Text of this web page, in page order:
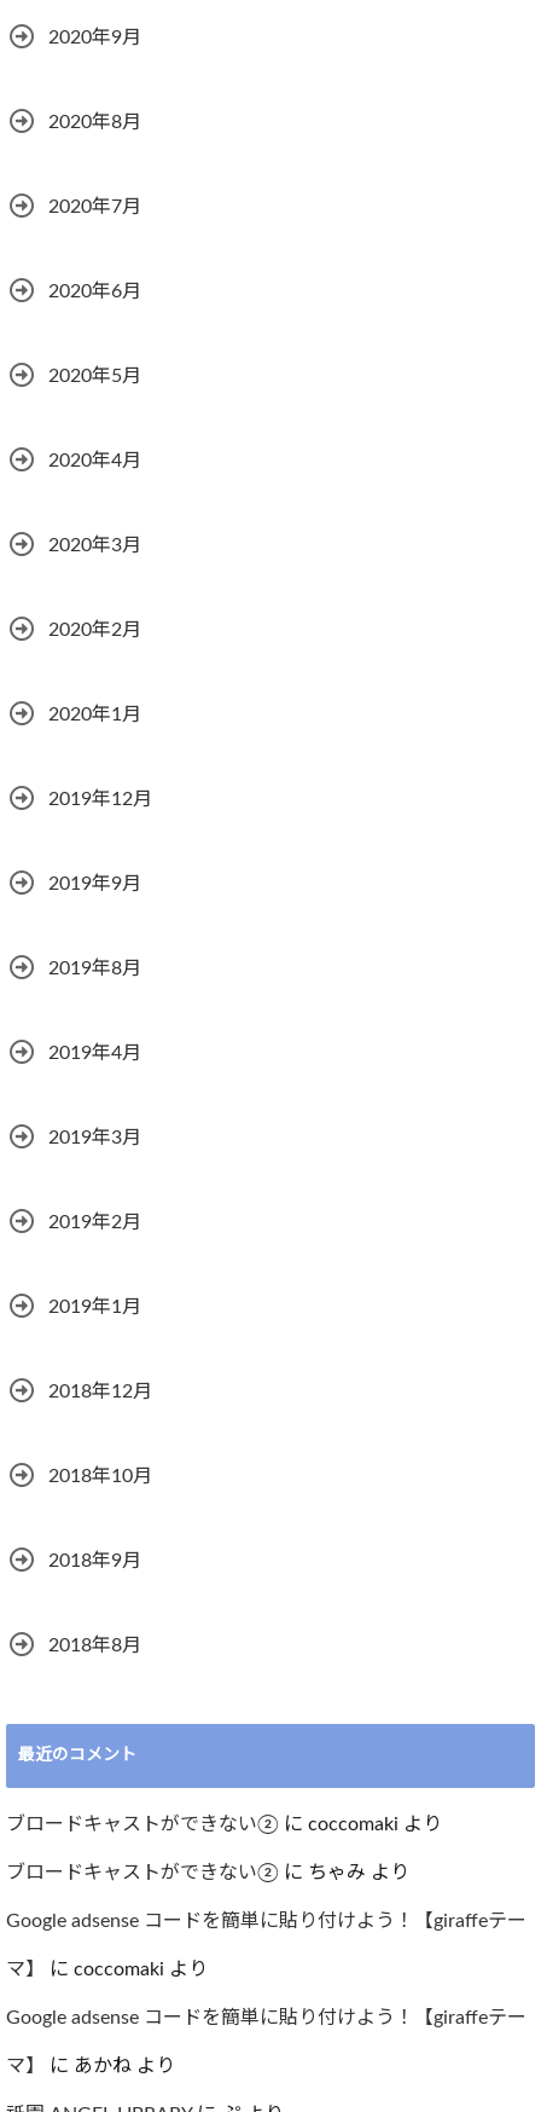
2020年9月
2020年8月
2020年7月
2020年6月
2020年5月
2020年4月
2020年3月
2020年2月
2020年1月
2019年12月
2019年9月
2019年8月
2019年4月
2019年3月
2019年2月
2019年1月
2018年12月
2018年10月
2018年9月
2018年8月
最近のコメント
ブロードキャストができない② に coccomaki より
ブロードキャストができない② に ちゃみ より
Google adsense コードを簡単に貼り付けよう！【giraffeテー
マ】 に coccomaki より
Google adsense コードを簡単に貼り付けよう！【giraffeテー
マ】 に あかね より